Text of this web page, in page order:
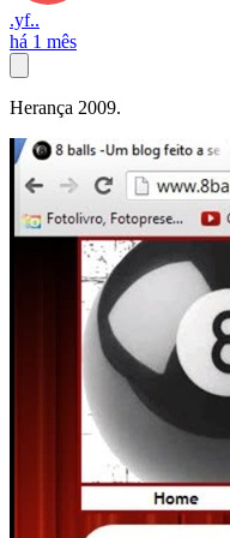
.yf..
há 1 mês
Herança 2009.